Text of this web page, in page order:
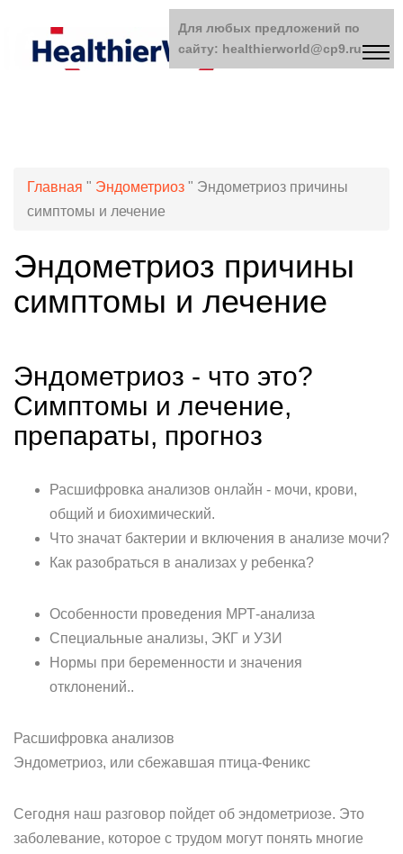
Главная " Эндометриоз " Эндометриоз причины
симптомы и лечение
Эндометриоз причины
симптомы и лечение
Эндометриоз - что это?
Симптомы и лечение,
препараты, прогноз
Расшифровка анализов онлайн - мочи, крови,
общий и биохимический.
Что значат бактерии и включения в анализе мочи?
Как разобраться в анализах у ребенка?
Особенности проведения МРТ-анализа
Специальные анализы, ЭКГ и УЗИ
Нормы при беременности и значения
отклонений..
Расшифровка анализов
Эндометриоз, или сбежавшая птица-Феникс
Сегодня наш разговор пойдет об эндометриозе. Это
заболевание, которое с трудом могут понять многие
Для любых предложений по
сайту: healthierworld@cp9.ru